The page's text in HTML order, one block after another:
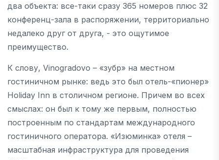
два объекта: все-таки сразу 365 номеров плюс 32
конференц-зала в распоряжении, территориально
недалеко друг от друга, - это ощутимое
преимущество.
К слову, Vinogradovo – «зубр» на местном
гостиничном рынке: ведь это был отель-«пионер»
Holiday Inn в столичном регионе. Причем во всех
смыслах: он был к тому же первым, полностью
построенным по стандартам международного
гостиничного оператора. «Изюминка» отеля –
масштабная инфраструктура для проведения